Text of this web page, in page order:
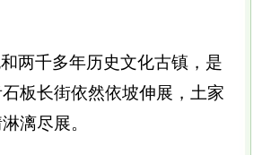
两千多年历史文化古镇，是
板长街依然依坡伸展，土家
漓尽展。